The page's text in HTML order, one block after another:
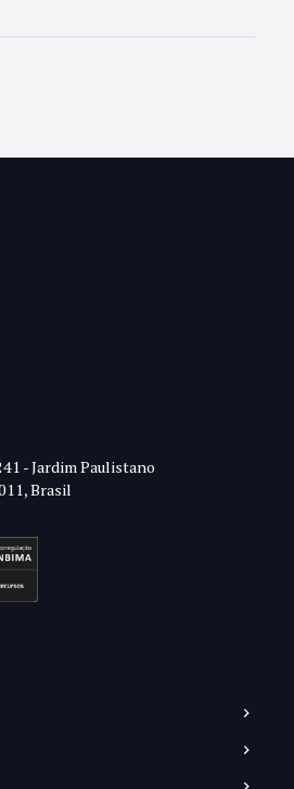
- Jardim Paulistano
Brasil